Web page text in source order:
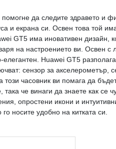
да следите здравето и
и екрана си. Освен това той
GT5 има иновативен
на настроението ви. Освен
Huawei GT5
сензор за
часовник ви помага да
че винаги да знаете как
опростени икони и
носите удобно на китката си.